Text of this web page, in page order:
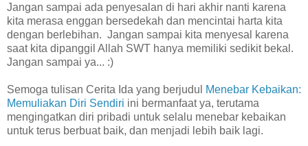
Jangan sampai ada penyesalan di hari akhir nanti karena
kita merasa enggan bersedekah dan mencintai harta kita
dengan berlebihan. Jangan sampai kita menyesal karena
saat kita dipanggil Allah SWT hanya memiliki sedikit bekal.
Jangan sampai ya... :)
Semoga tulisan Cerita Ida yang berjudul
Menebar Kebaikan:
Memuliakan Diri Sendiri ini bermanfaat ya, terutama
mengingatkan diri pribadi untuk selalu menebar kebaikan
untuk terus berbuat baik, dan menjadi lebih baik lagi.